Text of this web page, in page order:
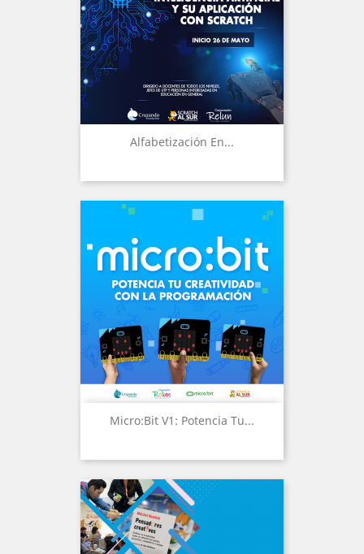
Alfabetización En...
Micro:Bit V1: Potencia Tu...